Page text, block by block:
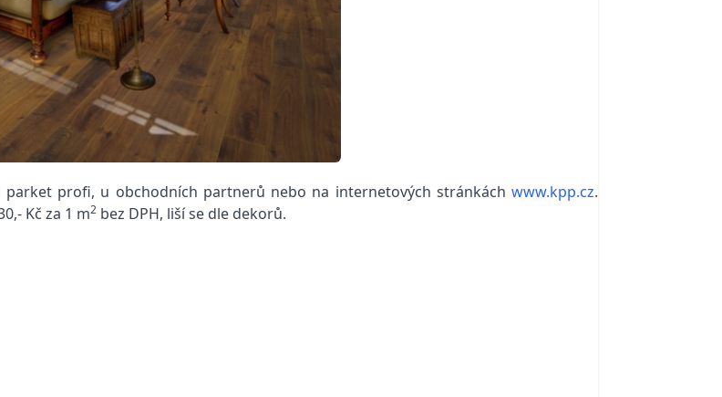
profi, u obchodních partnerů nebo na internetových stránkách www.kpp.cz.
Kč za 1 m2 bez DPH, liší se dle dekorů.